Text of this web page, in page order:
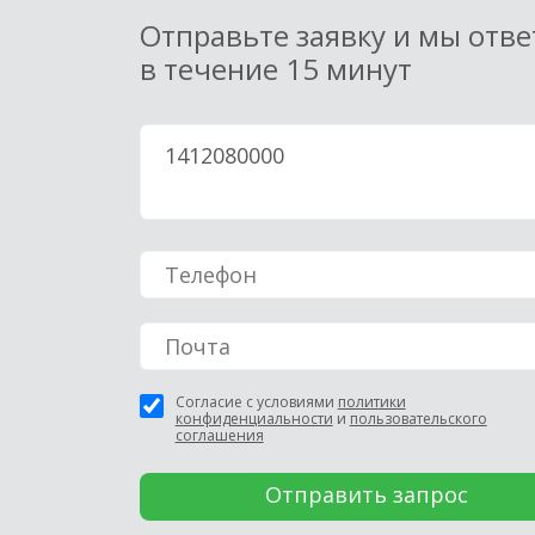
Отправьте заявку и мы
в течение 15 минут
Согласие с условиями политики
конфиденциальности и пользовательского
соглашения